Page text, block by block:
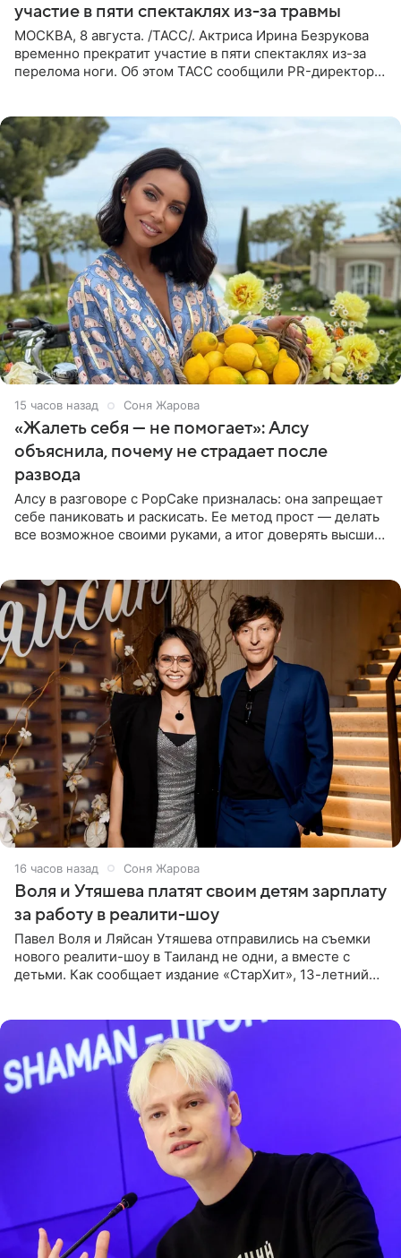
участие в пяти спектаклях из-за травмы
МОСКВА, 8 августа. /ТАСС/. Актриса Ирина Безрукова
временно прекратит участие в пяти спектаклях из-за
перелома ноги. Об этом ТАСС сообщили PR-директор
15 часов назад Соня Жарова
«Жалеть себя — не помогает»: Алсу
объяснила, почему не страдает после
развода
Алсу в разговоре с PopCake призналась: она запрещает
себе паниковать и раскисать. Ее метод прост — делать
все возможное своими руками, а итог доверять высшим
16 часов назад Соня Жарова
Воля и Утяшева платят своим детям зарплату
за работу в реалити-шоу
Павел Воля и Ляйсан Утяшева отправились на съемки
нового реалити-шоу в Таиланд не одни, а вместе с
детьми. Как сообщает издание «СтарХит», 13-летний